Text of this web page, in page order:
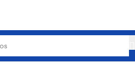
SUPLEMENTO DIETARIO CÁPSULA